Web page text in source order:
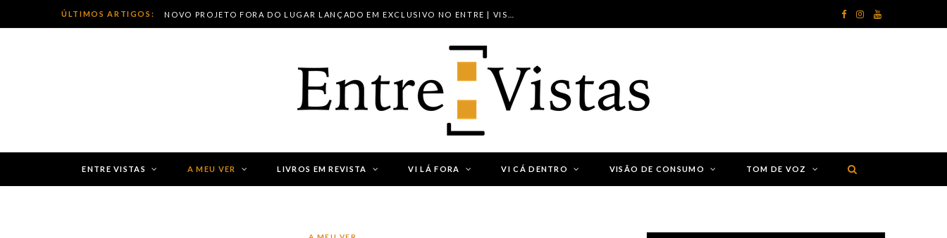
ÚLTIMOS ARTIGOS: F
o
I
g
Y
b
ENTRE VISTAS A MEU VER LIVROS EM REVISTA VI LÁ FORA VI CÁ DENTRO VISÃO DE CONSUMO TOM DE VOZ